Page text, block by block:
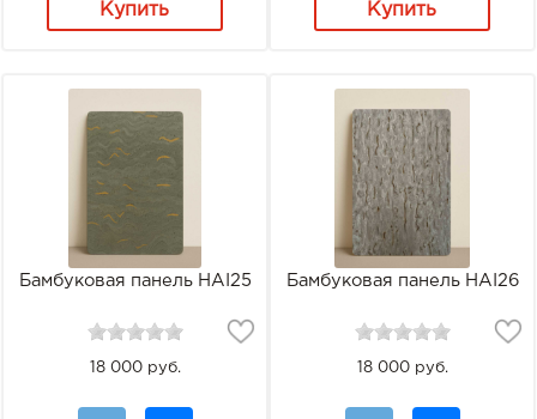
Купить Купить
Бамбуковая панель HAI25
18 000 руб.
Бамбуковая панель HAI26
18 000 руб.